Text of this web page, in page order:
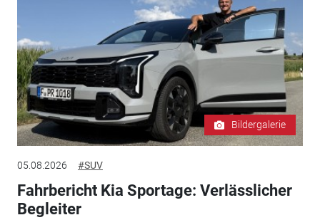
Bildergalerie
05.08.2026 #SUV
Fahrbericht Kia Sportage: Verlässlicher
Begleiter